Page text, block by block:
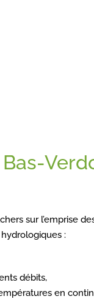
sur l’emprise
:
débits,
en